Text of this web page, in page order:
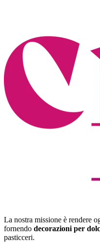
La nostra missione è rendere
fornendo decorazioni per
pasticceri.